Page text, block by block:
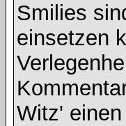
Smilies
einsetzen
Witz'